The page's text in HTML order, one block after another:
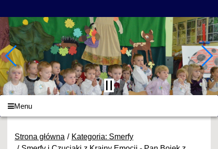
Menu
Strona główna
Kategoria: Smerfy